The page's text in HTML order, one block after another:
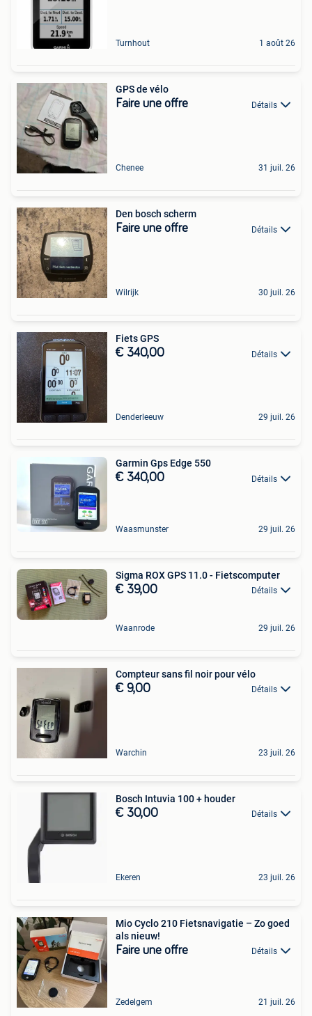
Turnhout 1 août 26
GPS de vélo
Faire une offre Détails
Chenee 31 juil. 26
Den bosch scherm
Faire une offre Détails
Wilrijk 30 juil. 26
Fiets GPS
€ 340,00 Détails
Denderleeuw 29 juil. 26
Garmin Gps Edge 550
€ 340,00 Détails
Waasmunster 29 juil. 26
Sigma ROX GPS 11.0 - Fietscomputer
€ 39,00 Détails
Waanrode 29 juil. 26
Compteur sans fil noir pour vélo
€ 9,00 Détails
Warchin 23 juil. 26
Bosch Intuvia 100 + houder
€ 30,00 Détails
Ekeren 23 juil. 26
Mio Cyclo 210 Fietsnavigatie – Zo goed
als nieuw!
Faire une offre Détails
Zedelgem 21 juil. 26